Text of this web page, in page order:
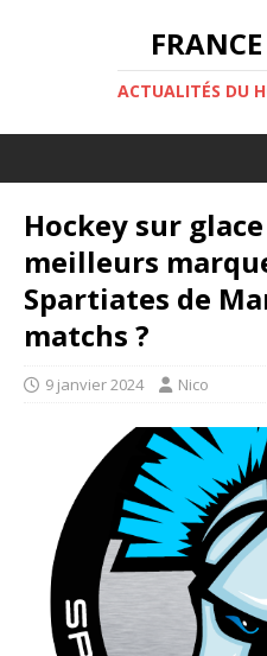
ACTUALITÉS DU
Hockey sur
meilleurs
Spartiates de
matchs ?
9 janvier 2024 Nico